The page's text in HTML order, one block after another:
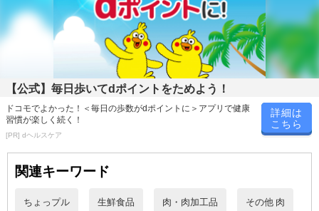
【公式】毎日歩いてdポイントをためよう！
ドコモでよかった！＜毎日の歩数がdポイントに＞アプリで健康
習慣が楽しく続く！
[PR] dヘルスケア
詳細は
こちら
関連キーワード
ちょっプル 生鮮食品 肉・肉加工品 その他 肉